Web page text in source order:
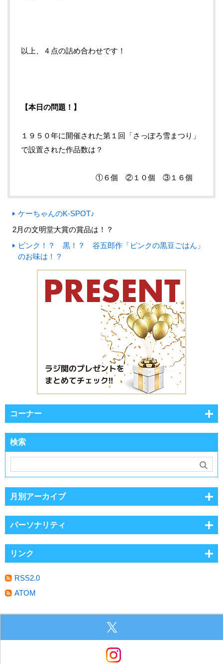
以上、４点の詰め合わせです！
【本日の問題！】
１９５０年に開催された第１回「さっぽろ雪まつり」
で設置された作品数は？
①６個 ②１０個 ③１６個
ケーちゃんのK-SPOT♪
2月の文明堂大賞の賞品は！？
ピンク！？ 黒！？ 谷五郎作「ピンクの黒豆ごはん」
のお味は！？
コーナー
検索
月別アーカイブ
パーソナリティ
リンク
RSS2.0
ATOM